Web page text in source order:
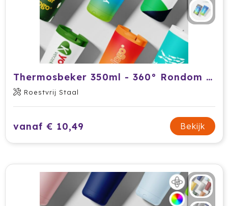
Krossland
MagLite
Maxema
Mentos
Mepal
Moleskine
MOYU
Thermosbeker 350ml - 360° Rondom Bedrukt (FC)
Roestvrij Staal
vanaf € 10,49 Bekijk